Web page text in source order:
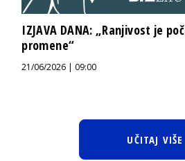
IZJAVA DANA: „Ranjivost je
promene“
21/06/2026 | 09:00
UČITAJ VIŠE